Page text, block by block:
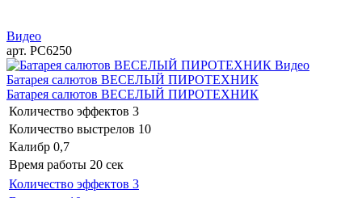
Видео
арт. РС6250
Видео
Батарея салютов ВЕСЕЛЫЙ ПИРОТЕХНИК
Батарея салютов ВЕСЕЛЫЙ ПИРОТЕХНИК
Количество эффектов 3
Количество выстрелов 10
Калибр 0,7
Время работы 20 сек
Количество эффектов 3